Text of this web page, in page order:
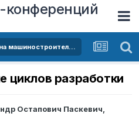
Влияние цифровых технологий на машиностроительные производства в условиях цифровизации
циклов разработки
Остапович Паскевич,